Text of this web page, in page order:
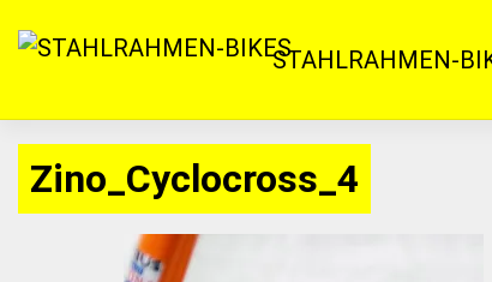
Inhalt
STAHLRAHMEN-
Zino_Cyclocross_4